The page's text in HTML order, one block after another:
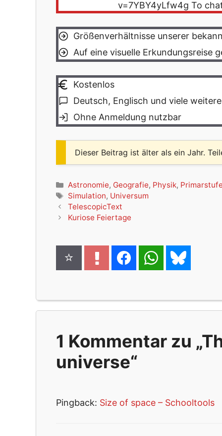
v=7YBY4yLfw4g To
Größenverhältnisse unserer
Auf eine visuelle Erkundungsreise
Kostenlos
Deutsch, Englisch und viele
Ohne Anmeldung nutzbar
Dieser Beitrag ist älter als ein Jahr.
Kategorien
Astronomie, Geografie, Physik,
Schlagwörter
Simulation, Universum
TelescopicText
Kuriose Feiertage
1 Kommentar zu
universe“
Pingback: Size of space – Schooltools